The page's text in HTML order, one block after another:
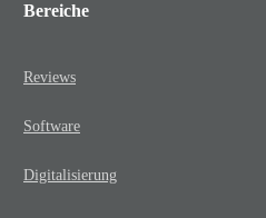
Bereiche
Reviews
Software
Digitalisierung